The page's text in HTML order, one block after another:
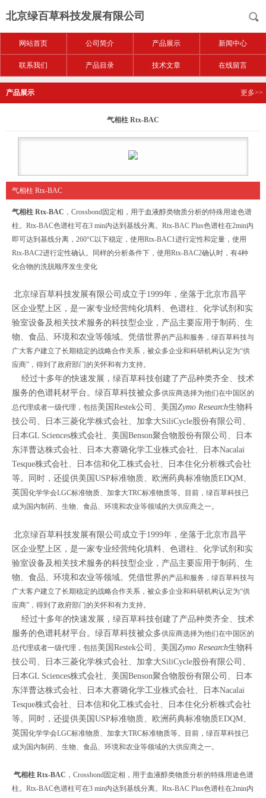
北京绿百草科技发展有限公司
网站首页 公司简介 产品展示 新闻中心
联系我们 产品目录 技术文章 在线留言
产品展示 更多>>
气相柱 Rtx-BAC
气相柱 Rtx-BAC
气相柱 Rtx-BAC ，Crossbond固定相，用于血液醇类物质分析的特殊用途色谱
柱。Rtx-BAC色谱柱可在3 min内达到基线分离。Rtx-BAC Plus色谱柱在2min内
即可达到基线分离，260°C以下稳定，使用Rtx-BAC1进行定性和定量，使用
Rtx-BAC2进行定性确认。同样的分析条件下，使用Rtx-BAC2确认时，有4种
化合物的洗脱顺序发生变化
北京绿百草科技发展有限公司成立于1999年，坐落于北京市昌平
区企业墅上区，是一家专业经营纯化填料、色谱柱、化学试剂和实
验室设备及相关技术服务的科技型企业，产品主要应用于制药、生
物、食品、环境和农业等领域。凭借世界的产品和服务，绿百草科技与
广大客户建立了长期稳定的战略合作关系，被众多企业和科研机构认定为“供
应商”，得到了政府部门的关怀和有力支持。
经过十多年的快速发展，绿百草科技创建了产品种类齐全、技术
服务的色谱耗材平台。绿百草科技被众多供应商选择为他们在中国区的
总代理或者一级代理，包括美国 Restek公司、美国 Zymo Research生物科
技公司、
日本三菱化学株式会社、加拿大SiliCycle股份有限公司、
日本GL Sciences株式会社、美国Benson聚合物股份有限公司、日本
东洋曹达株式会社、日本大赛璐化学工业株式会社、日本Nacalai
Tesque株式会社、日本信和化工株式会社、日本住化分析株式会社
等。同时，还提供美国USP标准物质、欧洲药典标准物质EDQM、
英国 化学学会LGC标准物质、加拿大TRC标准物质等。目前，绿百草科技已
成为国内制药、生物、食品、环境和农业等领域的大供应商之一。
北京绿百草科技发展有限公司成立于1999年，坐落于北京市昌平
区企业墅上区，是一家专业经营纯化填料、色谱柱、化学试剂和实
验室设备及相关技术服务的科技型企业，产品主要应用于制药、生
物、食品、环境和农业等领域。凭借世界的产品和服务，绿百草科技与
广大客户建立了长期稳定的战略合作关系，被众多企业和科研机构认定为“供
应商”，得到了政府部门的关怀和有力支持。
经过十多年的快速发展，绿百草科技创建了产品种类齐全、技术
服务的色谱耗材平台。绿百草科技被众多供应商选择为他们在中国区的
总代理或者一级代理，包括美国 Restek公司、美国 Zymo Research生物科
技公司、
日本三菱化学株式会社、加拿大SiliCycle股份有限公司、
日本GL Sciences株式会社、美国Benson聚合物股份有限公司、日本
东洋曹达株式会社、日本大赛璐化学工业株式会社、日本Nacalai
Tesque株式会社、日本信和化工株式会社、日本住化分析株式会社
等。同时，还提供美国USP标准物质、欧洲药典标准物质EDQM、
英国 化学学会LGC标准物质、加拿大TRC标准物质等。目前，绿百草科技已
成为国内制药、生物、食品、环境和农业等领域的大供应商之一。
气相柱 Rtx-BAC ，Crossbond固定相，用于血液醇类物质分析的特殊用途色谱
柱。Rtx-BAC色谱柱可在3 min内达到基线分离。Rtx-BAC Plus色谱柱在2min内